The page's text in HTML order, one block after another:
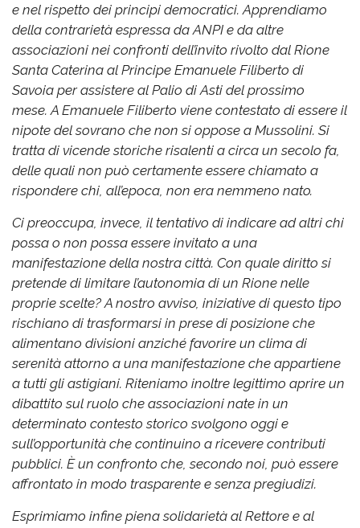
e nel rispetto dei principi democratici.Apprendiamo
della contrarietà espressa da ANPI e da altre
associazioni nei confronti dell’invito rivolto dal Rione
Santa Caterina al Principe Emanuele Filiberto di
Savoia per assistere al Palio di Asti del prossimo
mese.A Emanuele Filiberto viene contestato di essere il
nipote del sovrano che non si oppose a Mussolini. Si
tratta di vicende storiche risalenti a circa un secolo fa,
delle quali non può certamente essere chiamato a
rispondere chi, all’epoca, non era nemmeno nato.
Ci preoccupa, invece, il tentativo di indicare ad altri chi
possa o non possa essere invitato a una
manifestazione della nostra città. Con quale diritto si
pretende di limitare l’autonomia di un Rione nelle
proprie scelte?A nostro avviso, iniziative di questo tipo
rischiano di trasformarsi in prese di posizione che
alimentano divisioni anziché favorire un clima di
serenità attorno a una manifestazione che appartiene
a tutti gli astigiani. Riteniamo inoltre legittimo aprire un
dibattito sul ruolo che associazioni nate in un
determinato contesto storico svolgono oggi e
sull’opportunità che continuino a ricevere contributi
pubblici. È un confronto che, secondo noi, può essere
affrontato in modo trasparente e senza pregiudizi.
Esprimiamo infine piena solidarietà al Rettore e al